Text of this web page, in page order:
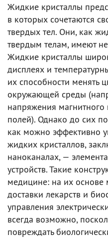
Жидкие кристаллы
в которых сочетаются
твердых тел. Они, как
твердым телам, имеют
Жидкие кристаллы
дисплеях и
их способности менять
окружающей среды
напряжения магнитного
полей). Однако до сих
как можно эффективно
жидких кристаллов,
наноканалах, —
устройств. Такие
медицине: на их основе
доставки лекарств и
управления
всегда возможно,
повреждать